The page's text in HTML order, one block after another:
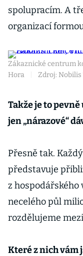
spolupracím. A
organizací
Zákaznické centrum
Hora
Zdroj: Nobilis
Takže je to
jen „nárazové“
Přesně tak.
představuje
z hospodářského
necelého půl
rozdělujeme
Které z nich vám